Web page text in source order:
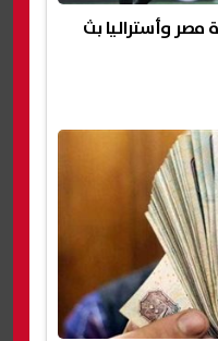
وأستراليا بث